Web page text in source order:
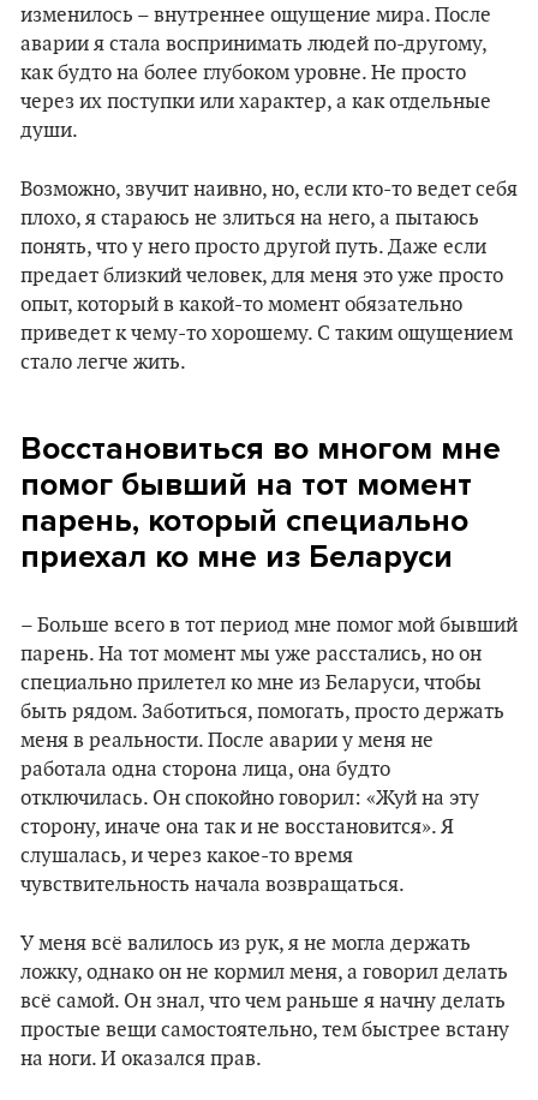
изменилось – внутреннее ощущение мира. После
аварии я стала воспринимать людей по-другому,
как будто на более глубоком уровне. Не просто
через их поступки или характер, а как отдельные
души.
Возможно, звучит наивно, но, если кто-то ведет себя
плохо, я стараюсь не злиться на него, а пытаюсь
понять, что у него просто другой путь. Даже если
предает близкий человек, для меня это уже просто
опыт, который в какой-то момент обязательно
приведет к чему-то хорошему. С таким ощущением
стало легче жить.
Восстановиться во многом мне
помог бывший на тот момент
парень, который специально
приехал ко мне из Беларуси
– Больше всего в тот период мне помог мой бывший
парень. На тот момент мы уже расстались, но он
специально прилетел ко мне из Беларуси, чтобы
быть рядом. Заботиться, помогать, просто держать
меня в реальности. После аварии у меня не
работала одна сторона лица, она будто
отключилась. Он спокойно говорил: «Жуй на эту
сторону, иначе она так и не восстановится». Я
слушалась, и через какое-то время
чувствительность начала возвращаться.
У меня всё валилось из рук, я не могла держать
ложку, однако он не кормил меня, а говорил делать
всё самой. Он знал, что чем раньше я начну делать
простые вещи самостоятельно, тем быстрее встану
на ноги. И оказался прав.